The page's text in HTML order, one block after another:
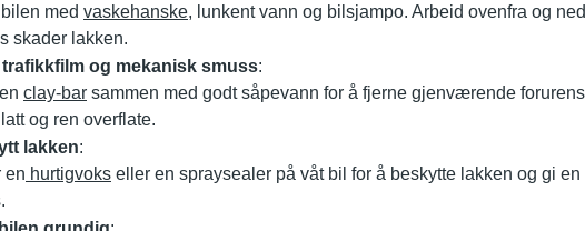
med vaskehanske, lunkent vann og bilsjampo. Arbeid ovenfra og
skader lakken.
trafikkfilm og mekanisk smuss:
clay-bar sammen med godt såpevann for å fjerne gjenværende
og ren overflate.
lakken:
en hurtigvoks eller en spraysealer på våt bil for å beskytte lakken og gi